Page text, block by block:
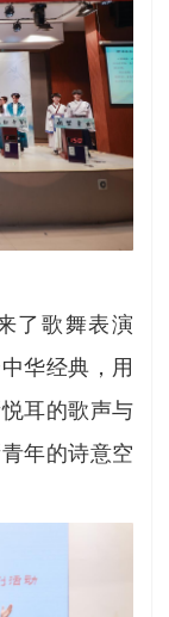
了歌舞表演
华经典，用
耳的歌声与
年的诗意空